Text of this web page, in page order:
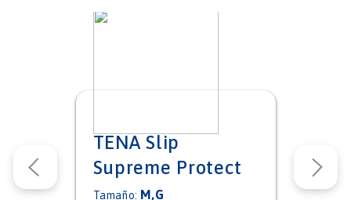
TENA Slip
Supreme Protect
Tamaño: M,G